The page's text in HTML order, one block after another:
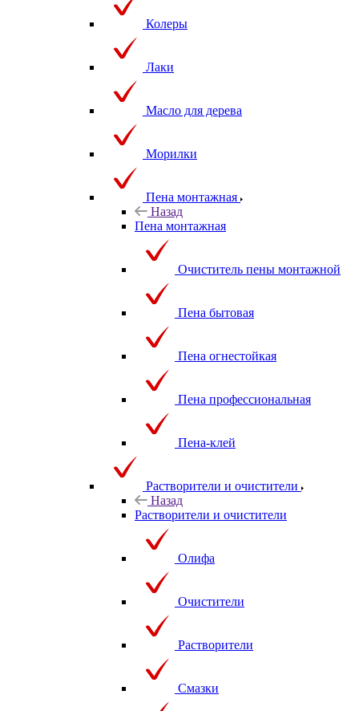
Колеры
Лаки
Масло для дерева
Морилки
Пена монтажная
Назад
Пена монтажная
Очиститель пены монтажной
Пена бытовая
Пена огнестойкая
Пена профессиональная
Пена-клей
Растворители и очистители
Назад
Растворители и очистители
Олифа
Очистители
Растворители
Смазки